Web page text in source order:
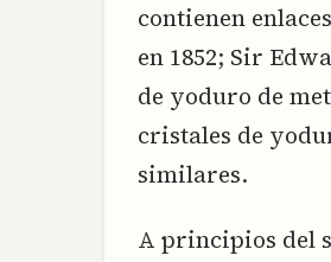
contienen
en 1852; Sir
de yoduro de
cristales de
similares.
A principios del